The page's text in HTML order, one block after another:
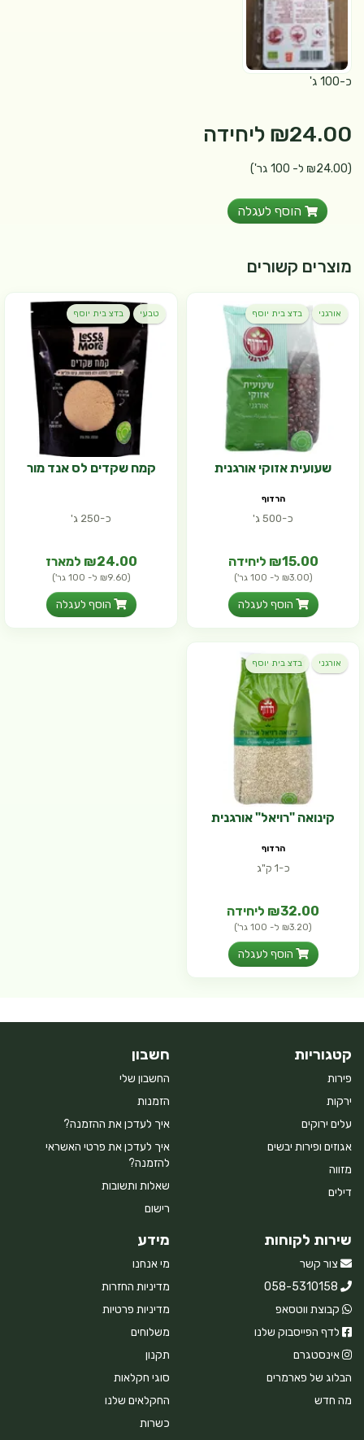
כ-100 ג'
₪24.00 ליחידה
(₪24.00 ל- 100 גר')
הוסף לעגלה
מוצרים קשורים
אורגני בדצ בית יוסף
שעועית אזוקי אורגנית
הרדוף
כ-500 ג'
₪15.00 ליחידה
(₪3.00 ל- 100 גר')
הוסף לעגלה
טבעי בדצ בית יוסף
קמח שקדים לס אנד מור
כ-250 ג'
₪24.00 למארז
(₪9.60 ל- 100 גר')
הוסף לעגלה
אורגני בדצ בית יוסף
קינואה "רויאל" אורגנית
הרדוף
כ-1 ק"ג
₪32.00 ליחידה
(₪3.20 ל- 100 גר')
הוסף לעגלה
קטגוריות
פירות
ירקות
עלים ירוקים
אגוזים ופירות יבשים
מזווה
דילים
חשבון
החשבון שלי
הזמנות
איך לעדכן את ההזמנה?
איך לעדכן את פרטי האשראי
להזמנה?
שאלות ותשובות
רישום
שירות לקוחות
צור קשר
058-5310158
קבוצת ווטסאפ
לדף הפייסבוק שלנו
אינסטגרם
הבלוג של פארמרים
מה חדש
מידע
מי אנחנו
מדיניות החזרות
מדיניות פרטיות
משלוחים
תקנון
סוגי חקלאות
החקלאים שלנו
כשרות